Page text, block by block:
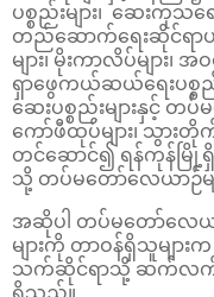
ပစ္စည်းများ၊ ဆေးကုသရ
တည်ဆောက်ရေးဆိုင်ရာပ
များ၊ မိုးကာလိပ်များ၊
ရှာဖွေကယ်ဆယ်ရေးပစ္စည်
ဆေးပစ္စည်းများနှင့်
ကော်ဖီထုပ်များ၊ သွားတို
တင်ဆောင်၍ ရန်ကုန်မြို့
သို့ တပ်မတော်လေယာဉ်မျ
အဆိုပါ တပ်မတော်လေယာ
များကို တာဝန်ရှိသူမျာ
သက်ဆိုင်ရာသို့ ဆက်လက်ဖြ
ရှိသည်။